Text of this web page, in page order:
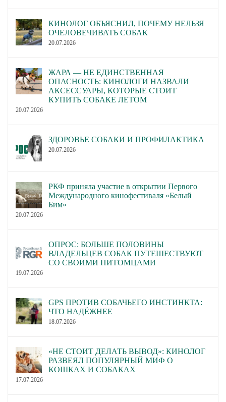
КИНОЛОГ ОБЪЯСНИЛ, ПОЧЕМУ НЕЛЬЗЯ
ОЧЕЛОВЕЧИВАТЬ СОБАК
20.07.2026
ЖАРА — НЕ ЕДИНСТВЕННАЯ
ОПАСНОСТЬ: КИНОЛОГИ НАЗВАЛИ
АКСЕССУАРЫ, КОТОРЫЕ СТОИТ
КУПИТЬ СОБАКЕ ЛЕТОМ
20.07.2026
ЗДОРОВЬЕ СОБАКИ И ПРОФИЛАКТИКА
20.07.2026
РКФ приняла участие в открытии Первого
Международного кинофестиваля «Белый
Бим»
20.07.2026
ОПРОС: БОЛЬШЕ ПОЛОВИНЫ
ВЛАДЕЛЬЦЕВ СОБАК ПУТЕШЕСТВУЮТ
СО СВОИМИ ПИТОМЦАМИ
19.07.2026
GPS ПРОТИВ СОБАЧЬЕГО ИНСТИНКТА:
ЧТО НАДЁЖНЕЕ
18.07.2026
«НЕ СТОИТ ДЕЛАТЬ ВЫВОД»: КИНОЛОГ
РАЗВЕЯЛ ПОПУЛЯРНЫЙ МИФ О
КОШКАХ И СОБАКАХ
17.07.2026